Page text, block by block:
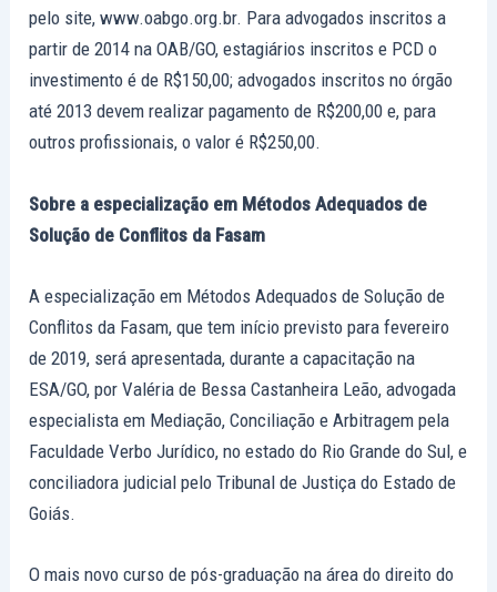
pelo site, www.oabgo.org.br. Para advogados inscritos a
partir de 2014 na OAB/GO, estagiários inscritos e PCD o
investimento é de R$150,00; advogados inscritos no órgão
até 2013 devem realizar pagamento de R$200,00 e, para
outros profissionais, o valor é R$250,00.
Sobre a especialização em Métodos Adequados de
Solução de Conflitos da Fasam
A especialização em Métodos Adequados de Solução de
Conflitos da Fasam, que tem início previsto para fevereiro
de 2019, será apresentada, durante a capacitação na
ESA/GO, por Valéria de Bessa Castanheira Leão, advogada
especialista em Mediação, Conciliação e Arbitragem pela
Faculdade Verbo Jurídico, no estado do Rio Grande do Sul, e
conciliadora judicial pelo Tribunal de Justiça do Estado de
Goiás.
O mais novo curso de pós-graduação na área do direito do